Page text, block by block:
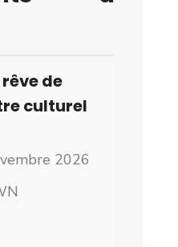
de
culturel
2026